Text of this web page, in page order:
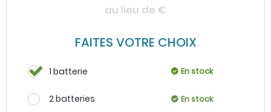
au lieu de €
FAITES VOTRE CHOIX
1 batterie En stock
2 batteries En stock